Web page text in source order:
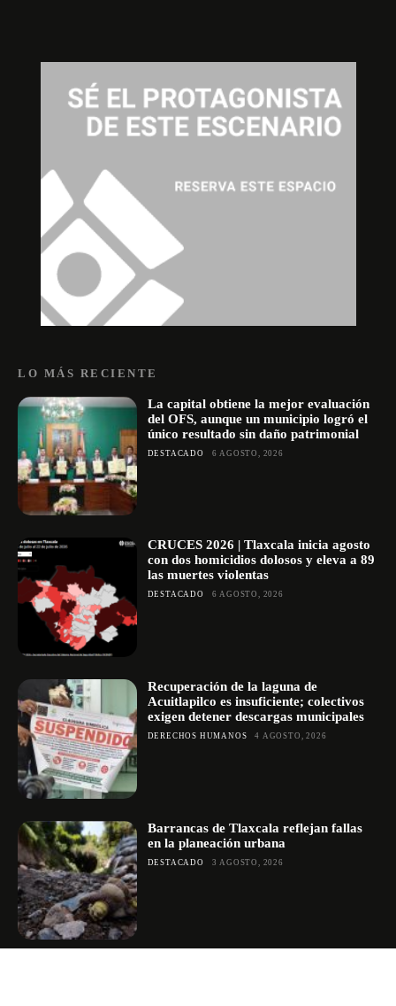
LO MÁS RECIENTE
La capital obtiene la mejor evaluación
del OFS, aunque un municipio logró el
único resultado sin daño patrimonial
DESTACADO 6 AGOSTO, 2026
CRUCES 2026 | Tlaxcala inicia agosto
con dos homicidios dolosos y eleva a 89
las muertes violentas
DESTACADO 6 AGOSTO, 2026
Recuperación de la laguna de
Acuitlapilco es insuficiente; colectivos
exigen detener descargas municipales
DERECHOS HUMANOS 4 AGOSTO, 2026
Barrancas de Tlaxcala reflejan fallas
en la planeación urbana
DESTACADO 3 AGOSTO, 2026